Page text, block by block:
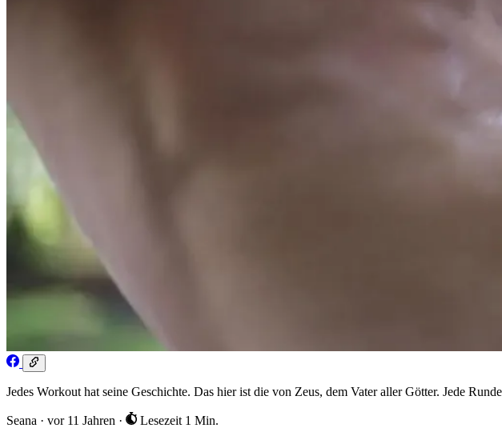
Jedes Workout hat seine Geschichte. Das hier ist die von Zeus, dem Vater aller Götter. Jede
Seana · vor 11 Jahren · Lesezeit 1 Min.